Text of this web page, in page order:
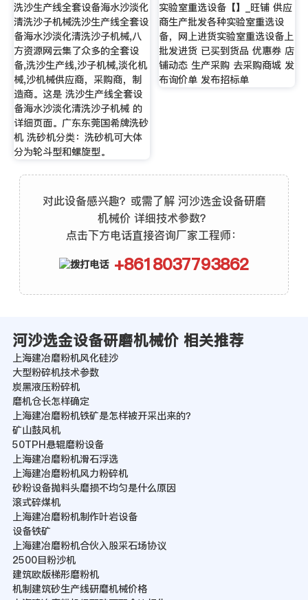
洗沙生产线全套设备海水沙淡化
清洗沙子机械洗沙生产线全套设
备海水沙淡化清洗沙子机械,八
方资源网云集了众多的全套设
备,洗沙生产线,沙子机械,淡化机
械,沙机械供应商，采购商，制
造商。这是 洗沙生产线全套设
备海水沙淡化清洗沙子机械 的
详细页面。广东东莞国希牌洗砂
机 洗砂机分类：洗砂机可大体
分为轮斗型和螺旋型。
实验室重选设备【】_旺铺 供应
商生产批发各种实验室重选设
备，网上进货实验室重选设备上
批发进货 已买到货品 优惠券 店
铺动态 生产采购 去采购商城 发
布询价单 发布招标单
对此设备感兴趣？或需了解 河沙选金设备研磨
机械价 详细技术参数？
点击下方电话直接咨询厂家工程师：
+8618037793862
河沙选金设备研磨机械价 相关推荐
上海建冶磨粉机风化硅沙
大型粉碎机技术参数
炭黑液压粉碎机
磨机仓长怎样确定
上海建冶磨粉机铁矿是怎样被开采出来的？
矿山鼓风机
50TPH悬辊磨粉设备
上海建冶磨粉机滑石浮选
上海建冶磨粉机风力粉碎机
砂粉设备抛料头磨损不均匀是什么原因
滚式碎煤机
上海建冶磨粉机制作叶岩设备
设备铁矿
上海建冶磨粉机合伙入股采石场协议
2500目粉沙机
建筑欧版梯形磨粉机
机制建筑砂生产线研磨机械价格